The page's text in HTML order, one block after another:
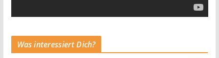
Was interessiert Dich?